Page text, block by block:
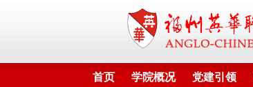
首页 学院概况 党建引领